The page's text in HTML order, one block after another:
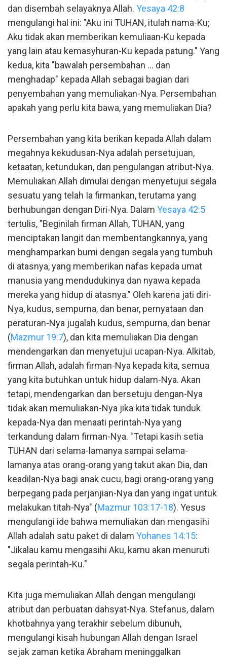
dan disembah selayaknya Allah. Yesaya 42:8
mengulangi hal ini: "Aku ini TUHAN, itulah nama-Ku;
Aku tidak akan memberikan kemuliaan-Ku kepada
yang lain atau kemasyhuran-Ku kepada patung." Yang
kedua, kita "bawalah persembahan ... dan
menghadap" kepada Allah sebagai bagian dari
penyembahan yang memuliakan-Nya. Persembahan
apakah yang perlu kita bawa, yang memuliakan Dia?
Persembahan yang kita berikan kepada Allah dalam
megahnya kekudusan-Nya adalah persetujuan,
ketaatan, ketundukan, dan pengulangan atribut-Nya.
Memuliakan Allah dimulai dengan menyetujui segala
sesuatu yang telah Ia firmankan, terutama yang
berhubungan dengan Diri-Nya. Dalam Yesaya 42:5
tertulis, "Beginilah firman Allah, TUHAN, yang
menciptakan langit dan membentangkannya, yang
menghamparkan bumi dengan segala yang tumbuh
di atasnya, yang memberikan nafas kepada umat
manusia yang mendudukinya dan nyawa kepada
mereka yang hidup di atasnya." Oleh karena jati diri-
Nya, kudus, sempurna, dan benar, pernyataan dan
peraturan-Nya jugalah kudus, sempurna, dan benar
(Mazmur 19:7), dan kita memuliakan Dia dengan
mendengarkan dan menyetujui ucapan-Nya. Alkitab,
firman Allah, adalah firman-Nya kepada kita, semua
yang kita butuhkan untuk hidup dalam-Nya. Akan
tetapi, mendengarkan dan bersetuju dengan-Nya
tidak akan memuliakan-Nya jika kita tidak tunduk
kepada-Nya dan menaati perintah-Nya yang
terkandung dalam firman-Nya. "Tetapi kasih setia
TUHAN dari selama-lamanya sampai selama-
lamanya atas orang-orang yang takut akan Dia, dan
keadilan-Nya bagi anak cucu, bagi orang-orang yang
berpegang pada perjanjian-Nya dan yang ingat untuk
melakukan titah-Nya" (Mazmur 103:17-18). Yesus
mengulangi ide bahwa memuliakan dan mengasihi
Allah adalah satu paket di dalam Yohanes 14:15:
"Jikalau kamu mengasihi Aku, kamu akan menuruti
segala perintah-Ku."
Kita juga memuliakan Allah dengan mengulangi
atribut dan perbuatan dahsyat-Nya. Stefanus, dalam
khotbahnya yang terakhir sebelum dibunuh,
mengulangi kisah hubungan Allah dengan Israel
sejak zaman ketika Abraham meninggalkan